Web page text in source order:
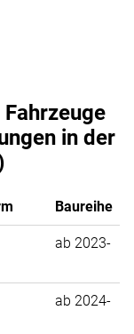
in der
Baureihe
ab 2023-
ab 2024-